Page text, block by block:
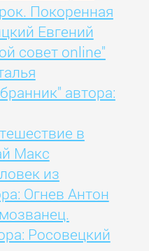
Покоренная
Евгений
совет online"
автора:
в
Макс
из
Огнев Антон
Росовецкий